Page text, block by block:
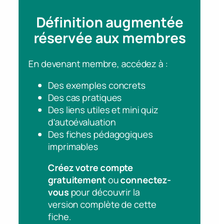
Définition augmentée
réservée aux membres
En devenant membre, accédez à :
Des exemples concrets
Des cas pratiques
Des liens utiles et mini quiz
d’autoévaluation
Des fiches pédagogiques
imprimables
Créez votre compte
gratuitementouconnectez-
vouspour découvrir la
version complète de cette
fiche.